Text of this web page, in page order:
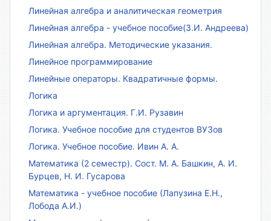
Линейная алгебра и аналитическая геометрия
Линейная алгебра - учебное пособие(З.И. Андреева)
Линейная алгебра. Методические указания.
Линейное программирование
Линейные операторы. Квадратичные формы.
Логика
Логика и аргументация. Г.И. Рузавин
Логика. Учебное пособие для студентов ВУЗов
Логика. Учебное пособие. Ивин А. А.
Математика (2 семестр). Сост. М. А. Башкин, А. И.
Бурцев, Н. И. Гусарова
Математика - учебное пособие (Лапузина Е.Н.,
Лобода А.И.)